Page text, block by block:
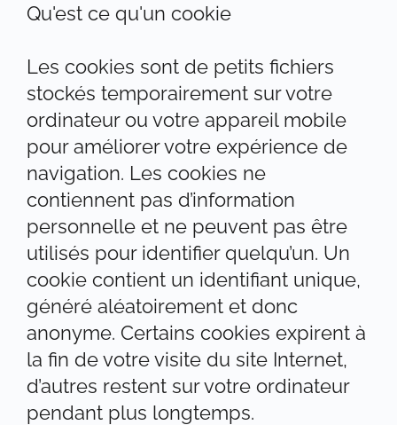
Qu'est ce qu'un cookie
Les cookies sont de petits fichiers
stockés temporairement sur votre
ordinateur ou votre appareil mobile
pour améliorer votre expérience de
navigation. Les cookies ne
contiennent pas d’information
personnelle et ne peuvent pas être
utilisés pour identifier quelqu’un. Un
cookie contient un identifiant unique,
généré aléatoirement et donc
anonyme. Certains cookies expirent à
la fin de votre visite du site Internet,
d’autres restent sur votre ordinateur
pendant plus longtemps.